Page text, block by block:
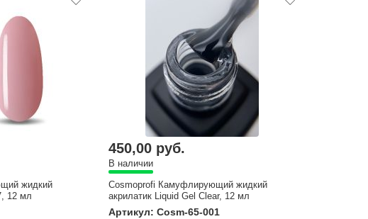
жидкий
12 мл
450,00 руб.
В наличии
Cosmoprofi Камуфлирующий жидкий
акрилатик Liquid Gel Clear, 12 мл
Артикул: Cosm-65-001